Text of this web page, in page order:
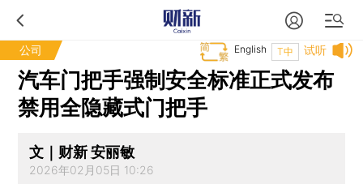
公司 试听
T中
English
汽车门把手强制安全标准正式发布
禁用全隐藏式门把手
文｜财新 安丽敏
2026年02月05日 10:26